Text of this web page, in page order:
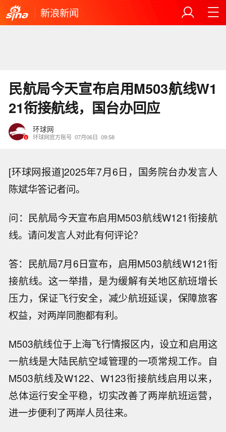
新浪新闻
民航局今天宣布启用M503航线W1
21衔接航线，国台办回应
环球网
环球网官方账号 07月06日 09:58
[环球网报道]2025年7月6日，国务院台办发言人
陈斌华答记者问。
问：民航局今天宣布启用M503航线W121衔接航
线。请问发言人对此有何评论？
答：民航局7月6日宣布，启用M503航线W121衔
接航线。这一举措，是为缓解有关地区航班增长
压力，保证飞行安全，减少航班延误，保障旅客
权益，对两岸同胞都有利。
M503航线位于上海飞行情报区内，设立和启用这
一航线是大陆民航空域管理的一项常规工作。自
M503航线及W122、W123衔接航线启用以来，
总体运行安全平稳，切实改善了两岸航班运营，
进一步便利了两岸人员往来。